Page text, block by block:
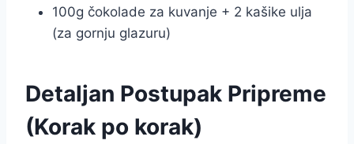
100g čokolade za kuvanje + 2 kašike ulja
(za gornju glazuru)
Detaljan Postupak Pripreme
(Korak po korak)